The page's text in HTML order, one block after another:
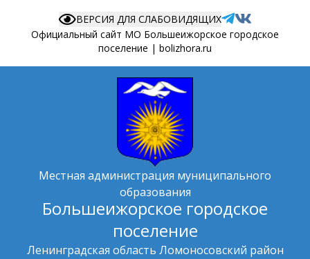
Официальный сайт МО Большеижорское городское
поселение | bolizhora.ru
ВЕРСИЯ ДЛЯ СЛАБОВИДЯЩИХ
Местная администрация муниципального
образования
Большеижорское городское
поселение
Ленинградская область Ломоносовский район